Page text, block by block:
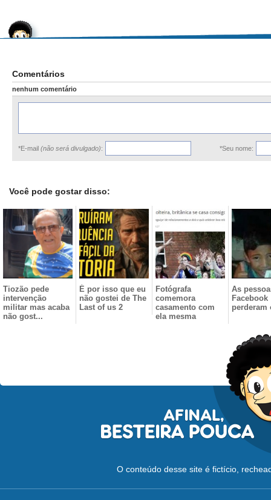
Comentários
nenhum comentário
*E-mail (não será divulgado): *Seu nome:
Você pode gostar disso:
Tiozão pede
intervenção
militar mas acaba
não gost...
É por isso que eu
não gostei de The
Last of us 2
Fotógrafa
comemora
casamento com
ela mesma
As
Facebook
perderam
O conteúdo desse site é fictício,